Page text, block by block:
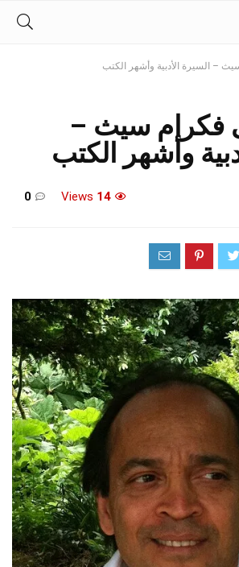
– السيرة الأدبية وأشهر الكتب
فكرام سيث –
وأشهر الكتب
14
0